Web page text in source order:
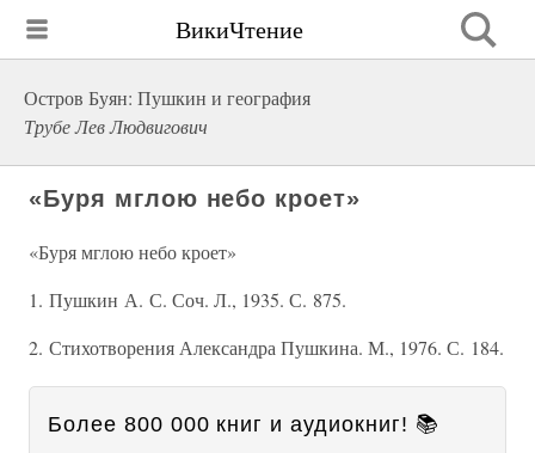
ВикиЧтение
Остров Буян: Пушкин и география
Трубе Лев Людвигович
«Буря мглою небо кроет»
«Буря мглою небо кроет»
1. Пушкин А. С. Соч. Л., 1935. С. 875.
2. Стихотворения Александра Пушкина. М., 1976. С. 184.
Более 800 000 книг и аудиокниг! 📚